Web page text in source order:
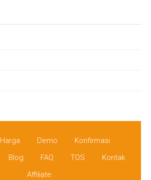
Harga Demo
Konfirmasi
Blog FAQ TOS
Kontak
Affiliate